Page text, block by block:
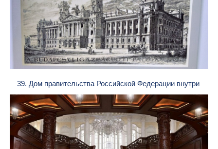
39. Дом правительства Российской Федерации внутри